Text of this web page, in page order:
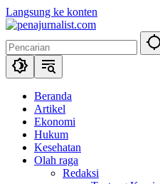
Langsung ke konten
Beranda
Artikel
Ekonomi
Hukum
Kesehatan
Olah raga
Redaksi